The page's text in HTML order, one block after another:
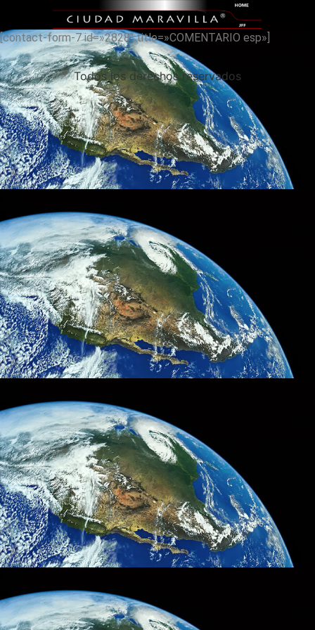
[contact-form-7 id=»2828″ title=»COMENTARIO esp»]
Todos los derechos reservados